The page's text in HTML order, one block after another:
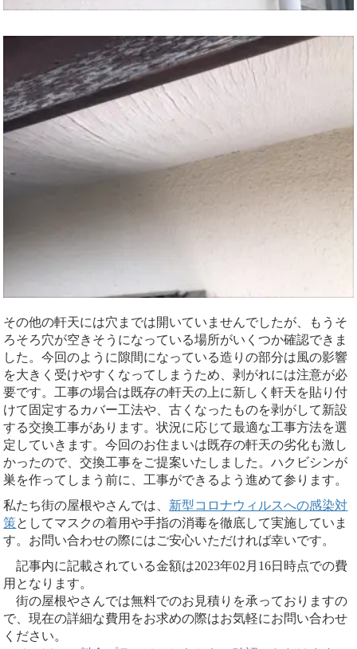
その他の軒天には穴までは開いていませんでしたが、もうそ
ろそろ穴が空きそうになっている場所がいくつか確認できま
した。今回のように隙間になっている造りの部分は風の影響
を大きく受けやすくなってしまうため、剥がれには注意が必
要です。工事の場合は既存の軒天の上に新しく軒天を貼り付
けて固定するカバー工法や、古くなったものを剥がして新設
する交換工事があります。状況に応じて最適な工事方法を選
定していきます。今回のお住まいは既存の軒天の劣化も激し
かったので、交換工事をご提案いたしました。ハクビシンが
巣を作ってしまう前に、工事ができるよう進めて参ります。
私たち街の屋根やさんでは、 新型コロナウィルスへの感染対
策としてマスクの着用や手指の消毒を徹底して実施していま
す。お問い合わせの際にはご安心いただければ幸いです。
記事内に記載されている金額は2023年02月16日時点での費
用となります。
街の屋根やさんでは無料でのお見積りを承っておりますの
で、現在の詳細な費用をお求めの際はお気軽にお問い合わせ
ください。